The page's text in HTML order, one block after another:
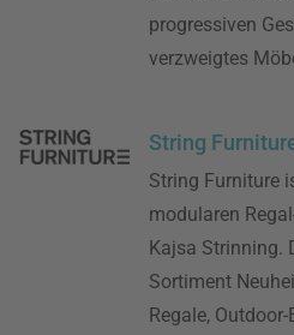
progressiven
verzweigtes
String
String Furniture
modularen
Kajsa Strinning.
Sortiment
Regale,